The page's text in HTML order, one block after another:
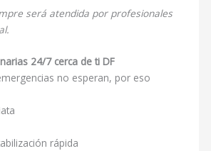
será atendida por profesionales
24/7 cerca de ti DF
no esperan, por eso
rápida